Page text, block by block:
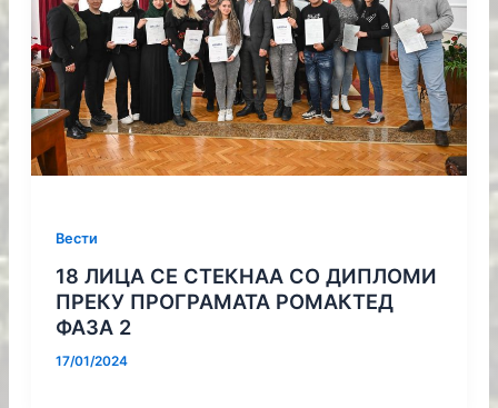
Вести
18 ЛИЦА СЕ СТЕКНАА СО ДИПЛОМИ
ПРЕКУ ПРОГРАМАТА РОМАКТЕД
ФАЗА 2
17/01/2024